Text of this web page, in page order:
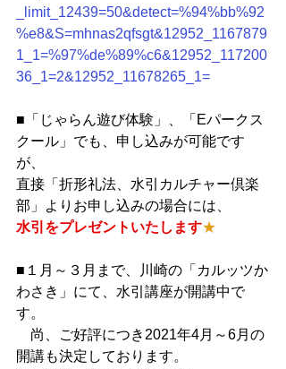
_limit_12439=50&detect=%94%bb%92
%e8&S=mhnas2qfsgt&12952_1167879
1_1=%97%de%89%c6&12952_117200
36_1=2&12952_11678265_1=
■「じゃらん遊び体験」、「Eパークス
クール」でも、申し込みが可能です
が、
直接「折形礼法、水引カルチャー倶楽
部」よりお申し込みの場合には、
水引をプレゼントいたします★
■１月～３月まで、川崎の「カルッツか
わさき」にて、水引講座が開講中で
す。
尚、ご好評につき2021年4月～6月の
開講も決定しております。